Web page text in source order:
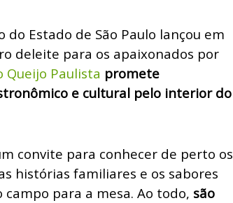
do Estado de São Paulo lançou em
deleite para os apaixonados por
Queijo Paulista promete
e cultural pelo interior do
convite para conhecer de perto os
histórias familiares e os sabores
para a mesa. Ao todo, são